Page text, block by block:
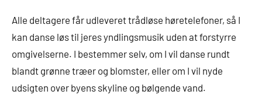
Alle deltagere får udleveret trådløse høretelefoner, så I
kan danse løs til jeres yndlingsmusik uden at forstyrre
omgivelserne. I bestemmer selv, om I vil danse rundt
blandt grønne træer og blomster, eller om I vil nyde
udsigten over byens skyline og bølgende vand.